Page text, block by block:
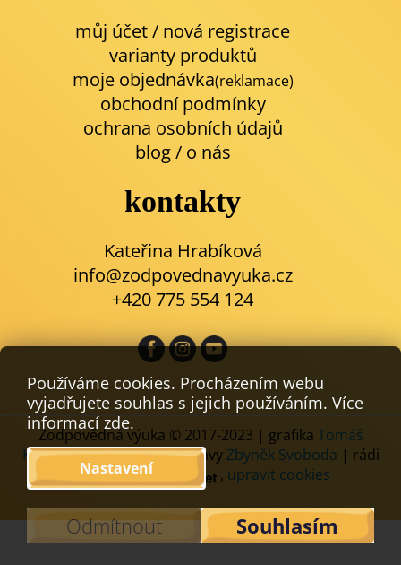
Používáme cookies. Procházením webu
vyjadřujete souhlas s jejich používáním. Více
informacízde.
Nastavení
Odmítnout Souhlasím
můj účet / nová registrace
varianty produktů
moje objednávka(reklamace)
obchodní podmínky
ochrana osobních údajů
blog/ o nás
kontakty
Kateřina Hrabíková
info@zodpovednavyuka.cz
+420 775 554 124
Zodpovědná výuka © 2017-2023 | grafika Tomáš
Komáček| kódování a úpravy Zbyněk Svoboda | rádi
používáme
, upravit cookies